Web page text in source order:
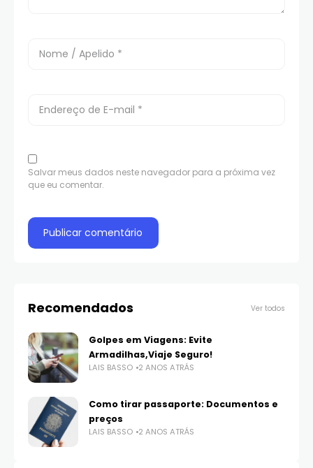
Salvar meus dados neste navegador para a próxima vez
que eu comentar.
Recomendados Ver todos
Golpes em Viagens: Evite
Armadilhas,Viaje Seguro!
LAIS BASSO 2 ANOS ATRÁS
Como tirar passaporte: Documentos e
preços
LAIS BASSO 2 ANOS ATRÁS